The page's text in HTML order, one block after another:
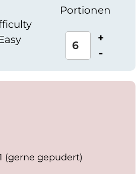
Portionen
+
-
(gerne gepudert)